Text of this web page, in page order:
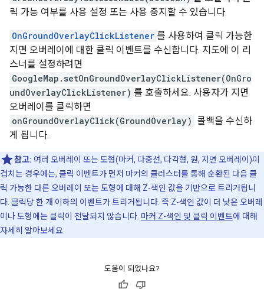
릭 가능 여부를 사용 설정 또는 사용 중지할 수 있습니다.
OnGroundOverlayClickListener 를 사용하여 클릭 가능한
지면 오버레이에 대한 클릭 이벤트를 수신합니다. 지도에 이 리
스너를 설정하려면
GoogleMap.setOnGroundOverlayClickListener(OnGro
undOverlayClickListener) 를 호출하세요. 사용자가 지면
오버레이를 클릭하면
onGroundOverlayClick(GroundOverlay) 콜백을 수신하
게 됩니다.
참고: 여러 오버레이 또는 도형(마커, 다중선, 다각형, 원, 지면 오버레이)이
겹치는 경우에는, 클릭 이벤트가 먼저 마커의 클러스터를 통해 순환된 다음 클
릭 가능한 다른 오버레이 또는 도형에 대해 Z-색인 값을 기반으로 트리거됩니
다. 클릭당 한 개 이하의 이벤트가 트리거됩니다. 즉 Z-색인 값이 더 낮은 오버레
이나 도형에는 클릭이 전달되지 않습니다. 마커 Z-색인 및 클릭 이벤트에 대해
자세히 알아보세요.
도움이 되었나요?